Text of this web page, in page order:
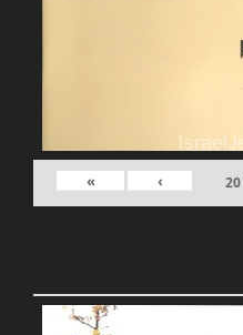
20
›
»